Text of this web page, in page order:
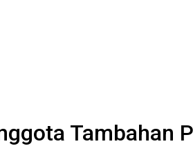
Tambahan